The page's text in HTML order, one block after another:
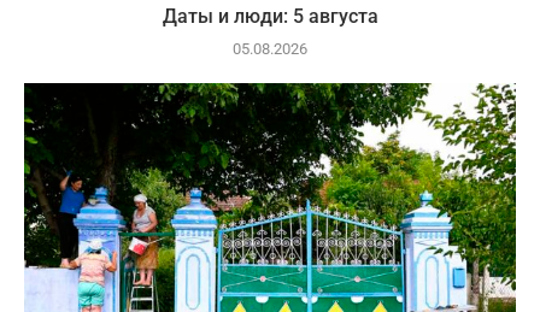
Даты и люди: 5 августа
05.08.2026